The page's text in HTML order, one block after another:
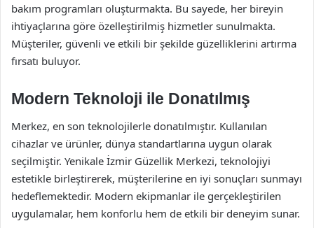
bakım programları oluşturmakta. Bu sayede, her bireyin
ihtiyaçlarına göre özelleştirilmiş hizmetler sunulmakta.
Müşteriler, güvenli ve etkili bir şekilde güzelliklerini artırma
fırsatı buluyor.
Modern Teknoloji ile Donatılmış
Merkez, en son teknolojilerle donatılmıştır. Kullanılan
cihazlar ve ürünler, dünya standartlarına uygun olarak
seçilmiştir. Yenikale İzmir Güzellik Merkezi, teknolojiyi
estetikle birleştirerek, müşterilerine en iyi sonuçları sunmayı
hedeflemektedir. Modern ekipmanlar ile gerçekleştirilen
uygulamalar, hem konforlu hem de etkili bir deneyim sunar.